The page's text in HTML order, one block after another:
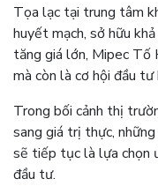
Tọa lạc tại trung tâm
huyết mạch, sở hữu
tăng giá lớn, Mipec Tố
mà còn là cơ hội đầu
Trong bối cảnh thị
sang giá trị thực,
sẽ tiếp tục là lựa chọn
đầu tư.